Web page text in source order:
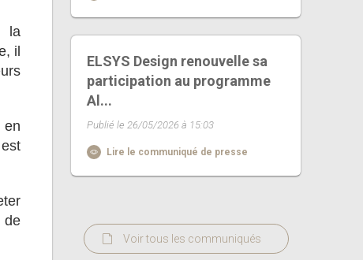
la
il
en
de
ELSYS Design renouvelle sa
participation au programme
Al...
Publié le 26/05/2026 à 15:03
Lire le communiqué de presse
Voir tous les communiqués